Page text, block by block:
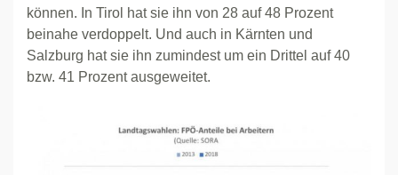
können. In Tirol hat sie ihn von 28 auf 48 Prozent
beinahe verdoppelt. Und auch in Kärnten und
Salzburg hat sie ihn zumindest um ein Drittel auf 40
bzw. 41 Prozent ausgeweitet.